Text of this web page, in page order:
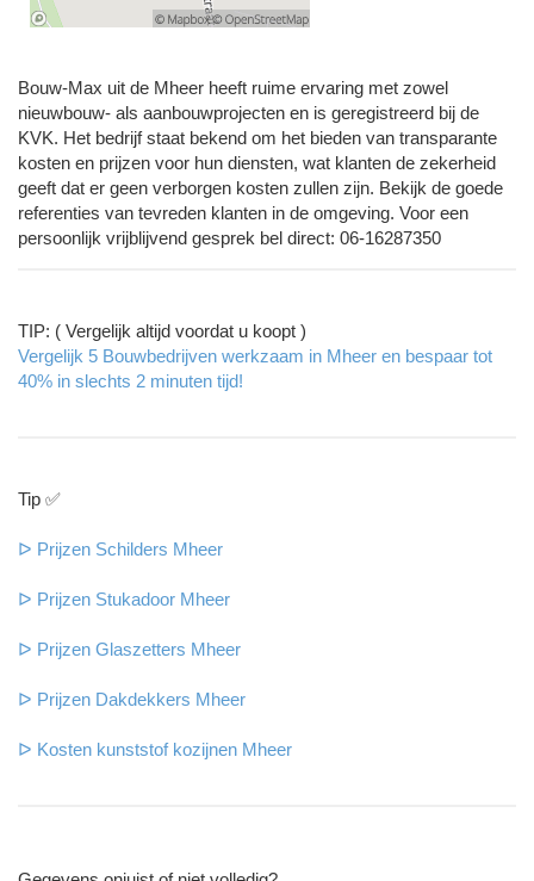
Bouw-Max uit de Mheer heeft ruime ervaring met zowel
nieuwbouw- als aanbouwprojecten en is geregistreerd bij de
KVK. Het bedrijf staat bekend om het bieden van transparante
kosten en prijzen voor hun diensten, wat klanten de zekerheid
geeft dat er geen verborgen kosten zullen zijn. Bekijk de goede
referenties van tevreden klanten in de omgeving. Voor een
persoonlijk vrijblijvend gesprek bel direct: 06-16287350
TIP: ( Vergelijk altijd voordat u koopt )
Vergelijk 5 Bouwbedrijven werkzaam in Mheer en bespaar tot
40% in slechts 2 minuten tijd!
Tip ✅
ᐅ Prijzen Schilders Mheer
ᐅ Prijzen Stukadoor Mheer
ᐅ Prijzen Glaszetters Mheer
ᐅ Prijzen Dakdekkers Mheer
ᐅ Kosten kunststof kozijnen Mheer